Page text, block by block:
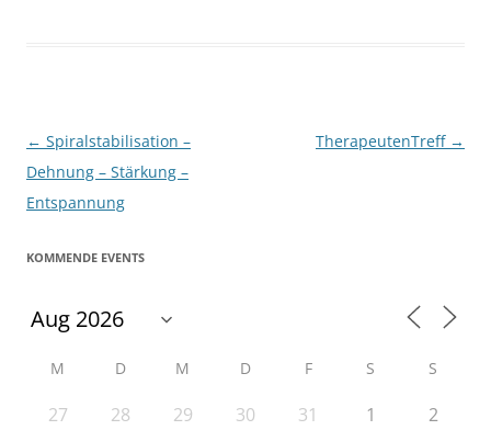
Beitragsnavigation
← Spiralstabilisation –
Dehnung – Stärkung –
Entspannung
TherapeutenTreff →
KOMMENDE EVENTS
M D M D F S S
27 28 29 30 31 1 2